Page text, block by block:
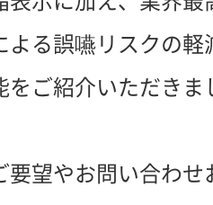
よる誤嚥リスクの軽
をご紹介いただきま
要望やお問い合わせ